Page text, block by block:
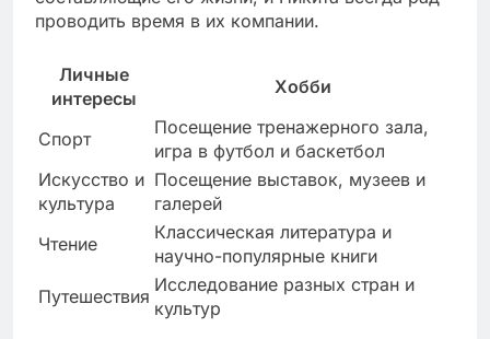
проводить время в их компании.
Личные
интересы
Хобби
Спорт
Посещение тренажерного зала,
игра в футбол и баскетбол
Искусство и
культура
Посещение выставок, музеев и
галерей
Чтение
Классическая литература и
научно-популярные книги
Путешествия
Исследование разных стран и
культур